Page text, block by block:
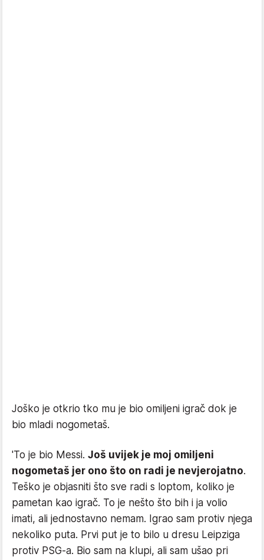
Joško je otkrio tko mu je bio omiljeni igrač dok je
bio mladi nogometaš.
'To je bio Messi. Još uvijek je moj omiljeni
nogometaš jer ono što on radi je nevjerojatno.
Teško je objasniti što sve radi s loptom, koliko je
pametan kao igrač. To je nešto što bih i ja volio
imati, ali jednostavno nemam. Igrao sam protiv njega
nekoliko puta. Prvi put je to bilo u dresu Leipziga
protiv PSG-a. Bio sam na klupi, ali sam ušao pri